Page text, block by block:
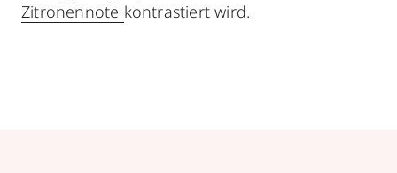
Zitronennote kontrastiert wird.